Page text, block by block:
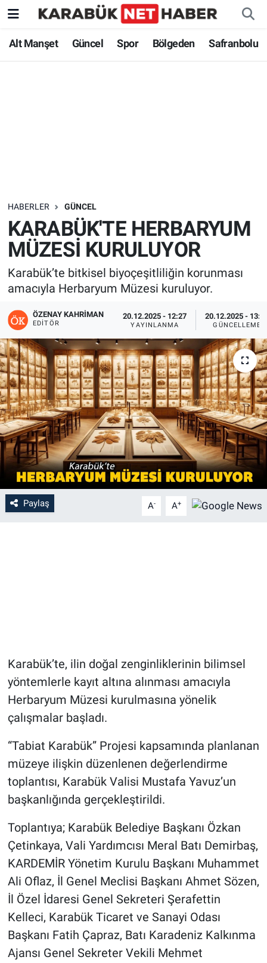
Alt Manşet Güncel Spor Bölgeden Safranbolu
HABERLER GÜNCEL
KARABÜK'TE HERBARYUM
MÜZESİ KURULUYOR
Karabük’te bitkisel biyoçeşitliliğin korunması
amacıyla Herbaryum Müzesi kuruluyor.
ÖZENAY KAHRIMAN
EDITÖR
20.12.2025 - 12:27
YAYINLANMA
20.12.2025 -
GÜNCELLEME
Paylaş A- A+
Karabük’te, ilin doğal zenginliklerinin bilimsel
yöntemlerle kayıt altına alınması amacıyla
Herbaryum Müzesi kurulmasına yönelik
çalışmalar başladı.
“Tabiat Karabük” Projesi kapsamında planlanan
müzeye ilişkin düzenlenen değerlendirme
toplantısı, Karabük Valisi Mustafa Yavuz’un
başkanlığında gerçekleştirildi.
Toplantıya; Karabük Belediye Başkanı Özkan
Çetinkaya, Vali Yardımcısı Meral Batı Demirbaş,
KARDEMİR Yönetim Kurulu Başkanı Muhammet
Ali Oflaz, İl Genel Meclisi Başkanı Ahmet Sözen,
İl Özel İdaresi Genel Sekreteri Şerafettin
Kelleci, Karabük Ticaret ve Sanayi Odası
Başkanı Fatih Çapraz, Batı Karadeniz Kalkınma
Ajansı Genel Sekreter Vekili Mehmet